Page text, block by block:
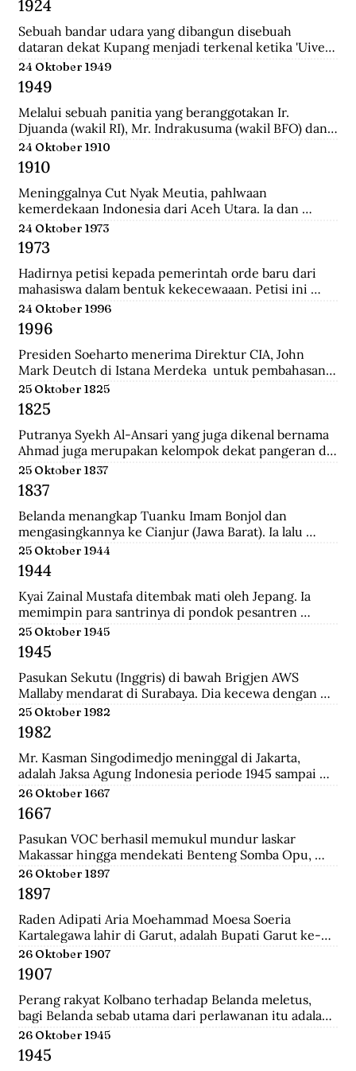
School (HIS) dan MULO di Solo, lalu ke AMS di
Yogyakarta, kemudian mengambil jurusan Teknik Sipil
di Technische Hoogeschool te Bandoeng (sekarang
ITB).
1924
Sebuah bandar udara yang dibangun disebuah
dataran dekat Kupang menjadi terkenal ketika 'Uiver',
pesawat Belanda KLM DC-2 yang sedang dicoba
menerbangi jalur niaga dari London ke Sydney
mendarat di situ untuk mengisi bahan bakar.
24 Oktober 1949
1949
Melalui sebuah panitia yang beranggotakan Ir.
Djuanda (wakil RI), Mr. Indrakusuma (wakil BFO) dan
Hirschfeld (wakil Belanda), membuat perjanjian
bahwa RIS akan mengambil alih pijaman-pinjaman
Hindia Belanda yang semuanya berjumlah 4.300 juta
gulden.
24 Oktober 1910
1910
Meninggalnya Cut Nyak Meutia, pahlwaan
kemerdekaan Indonesia dari Aceh Utara. Ia dan
pasukannya terus melakukan perlawanan dengan
menyerang dan merampas pos kolonial di wilaya Gayo
yang melewati hutan.
24 Oktober 1973
1973
Hadirnya petisi kepada pemerintah orde baru dari
mahasiswa dalam bentuk kekecewaaan. Petisi ini
dipicu karena adanya penyelewengan yang dilakukan
oleh pemerintah dan korupsi yang besar.
24 Oktober 1996
1996
Presiden Soeharto menerima Direktur CIA, John
Mark Deutch di Istana Merdeka  untuk pembahasan
perkembangan Indonesia.
25 Oktober 1825
1825
Putranya Syekh Al-Ansari yang juga dikenal bernama
Ahmad juga merupakan kelompok dekat pangeran di
Tegalrejo sebelum Perang Jawa dan tewas
mempertahankan markas Diponegoro di Selarong.
25 Oktober 1837
1837
Belanda menangkap Tuanku Imam Bonjol dan
mengasingkannya ke Cianjur (Jawa Barat). Ia lalu
dipindahkan ke Ambon (Maluku), terus ke Manado
(Sulawesi Utara) sampai wafat.
25 Oktober 1944
1944
Kyai Zainal Mustafa ditembak mati oleh Jepang. Ia
memimpin para santrinya di pondok pesantren
Sukamanah, menghadapi serangan pihak jepang.
Peristiwa itu dipicu oleh kedatangan empat opsir
Jepang ke pondok sehari sebelumnya untuk
membawa Kyai  Zainal menghadap pemerintah
Jepang di Tasikmalaya.
25 Oktober 1945
1945
Pasukan Sekutu (Inggris) di bawah Brigjen AWS
Mallaby mendarat di Surabaya. Dia kecewa dengan
keputusan para petinggi Sekutu terhadap rakyat
Surabaya.
25 Oktober 1982
1982
Mr. Kasman Singodimedjo meninggal di Jakarta,
adalah Jaksa Agung Indonesia periode 1945 sampai
1946 dan juga mantan Menteri Muda Kehakiman pada
Kabinet Amir Sjarifuddin II. Selain itu ia juga adalah
Ketua KNIP (Komite Nasional Indonesia Pusat) yang
menjadi cikal bakal dari DPR.
26 Oktober 1667
1667
Pasukan VOC berhasil memukul mundur laskar
Makassar hingga mendekati Benteng Somba Opu,
istana Sultan Hassanudin, bahkan pasukan yang
dipimpin Cornelis Speelman sudah sampai di depan
pintu benteng. Gowa mengalami kekalahan dalam
peperangan. Speelman dan Arung Palakka merasa
bahwa inilah saat untuk menawarkan perundingan
kepada Sultan Hasanuddin.
26 Oktober 1897
1897
Raden Adipati Aria Moehammad Moesa Soeria
Kartalegawa lahir di Garut, adalah Bupati Garut ke-6
yang menjabat dari tahun 1929-1944. Moesa Soeria
Kartalegawa mempelopori pendirian Partai Rakyat
Pasundan (PRP) pada tahun 1946 dan Negara
Pasundan pada tahun 1947.
26 Oktober 1907
1907
Perang rakyat Kolbano terhadap Belanda meletus,
bagi Belanda sebab utama dari perlawanan itu adalah
terbunuhnya 19 serdadu dan beberapa orang sipil
Belanda oleh Boi Kapitan dan anak buahnya.
26 Oktober 1945
1945